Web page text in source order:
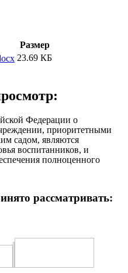
Размер
23.69 КБ
Федерации о
приоритетными
садом, являются
воспитанников, и
полноценного
рассматривать: